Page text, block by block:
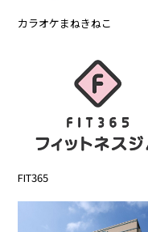
カラオケまねきねこ
FIT365